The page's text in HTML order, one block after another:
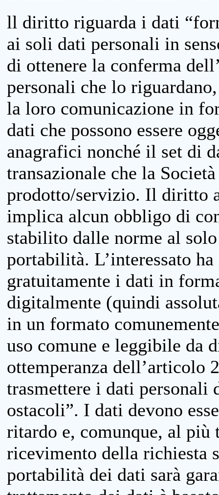
ll diritto riguarda i dati
ai soli dati personali in
di ottenere la conferma
personali che lo
la loro comunicazione in
dati che possono essere
anagrafici nonché il set di
transazionale che la
prodotto/servizio. Il diritto
implica alcun obbligo di
stabilito dalle norme al
portabilità. L’interessato
gratuitamente i dati in
digitalmente (quindi
in un formato
uso comune e leggibile da
ottemperanza dell’articolo
trasmettere i dati personali
ostacoli”. I dati devono
ritardo e, comunque, al più
ricevimento della richiesta
portabilità dei dati sarà